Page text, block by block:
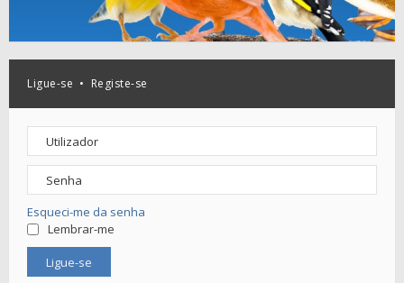
Ligue-se • Registe-se
Esqueci-me da senha
Lembrar-me